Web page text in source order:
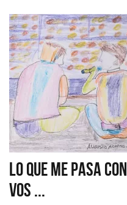
LO QUE ME PASA CON
VOS ...